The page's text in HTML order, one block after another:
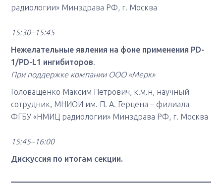
радиологии» Минздрава РФ, г. Москва
15:30–15:45
Нежелательные явления на фоне применения PD-
1/PD-L1 ингибиторов.
При поддержке компании ООО «Мерк»
Головащенко Максим Петрович, к.м.н, научный
сотрудник, МНИОИ им. П. А. Герцена – филиала
ФГБУ «НМИЦ радиологии» Минздрава РФ, г. Москва
15:45–16:00
Дискуссия по итогам секции.